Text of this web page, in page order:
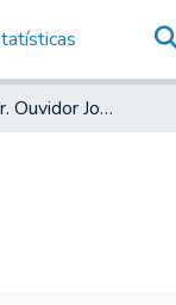
Carta para o Dr. Ouvidor José Gomes Pinto de Moraes